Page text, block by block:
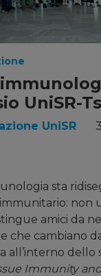
UniSR-
UniSR
sta
immunitario: non
amici da
che cambiano
all’interno dello
Immunity